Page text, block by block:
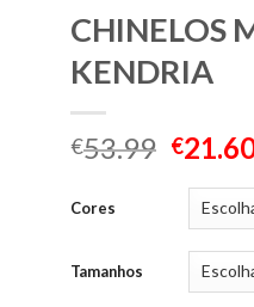
CHINELOS
KENDRIA
€53.99 €
Cores
Tamanhos